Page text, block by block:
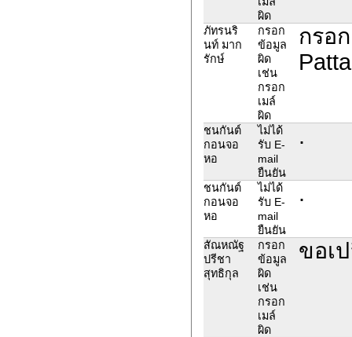
ผิด
ภัทรนริ
นท์ มาก
รักษ์
กรอก
ข้อมูล
ผิด
เช่น
กรอก
เมล์
ผิด
กรอ
ชนกันต์
กอนจอ
หอ
ไม่ได้
รับ E-
mail
ยืนยัน
.
ชนกันต์
กอนจอ
หอ
ไม่ได้
รับ E-
mail
ยืนยัน
.
สัณหณัฐ
ปรีชา
สุทธิกุล
กรอก
ข้อมูล
ผิด
เช่น
กรอก
เมล์
ผิด
ขอเ